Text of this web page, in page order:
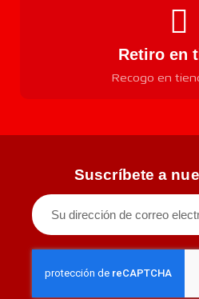
Retiro en
Recogo en
Suscríbete a